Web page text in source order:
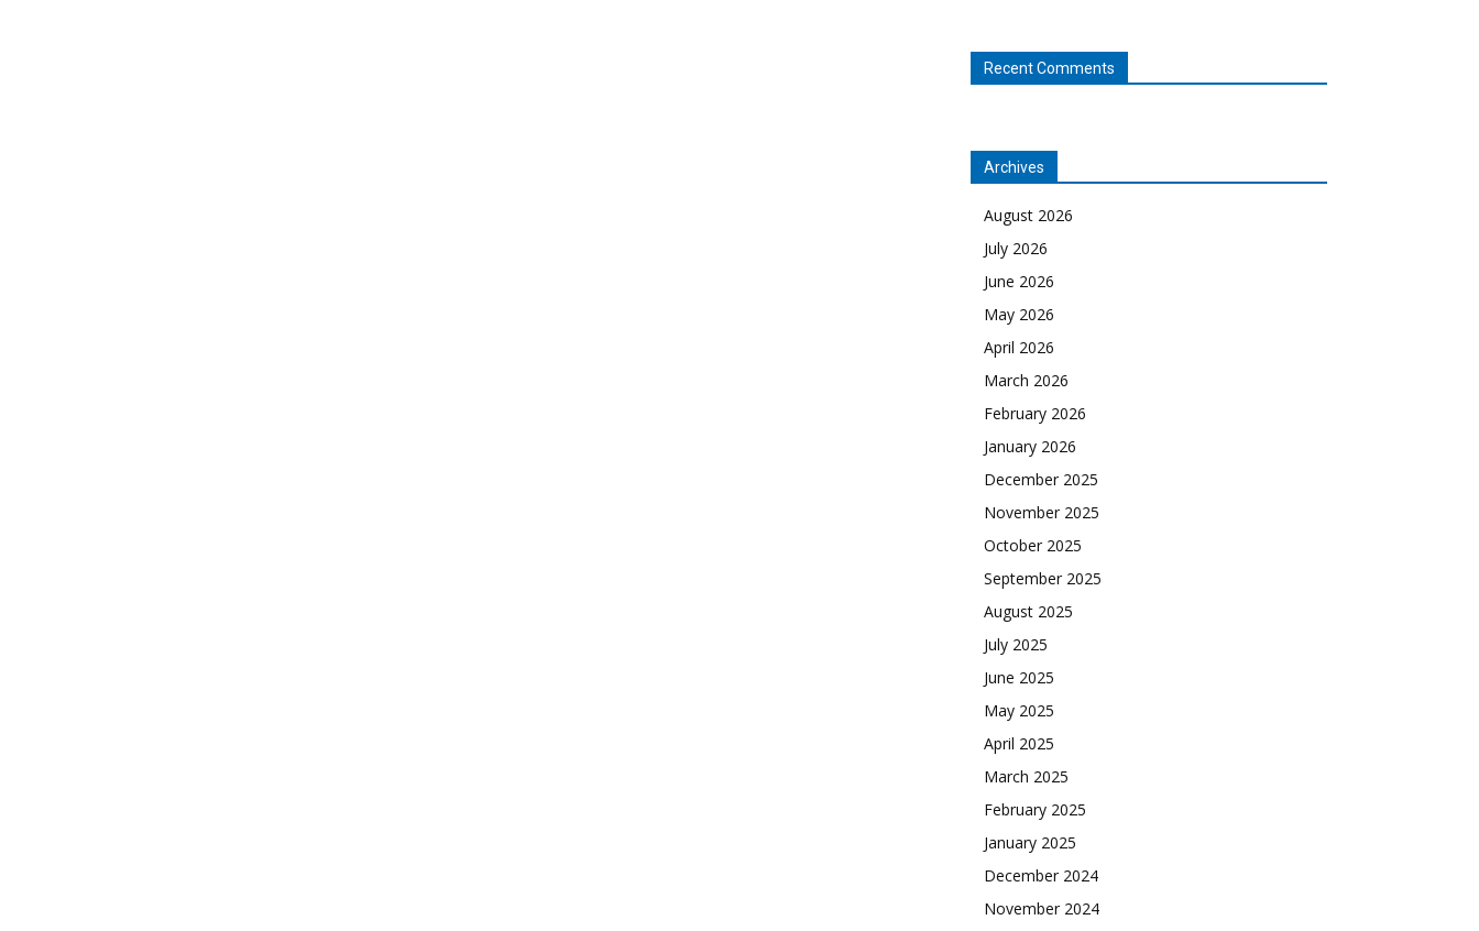
Recent Comments
Archives
August 2026
July 2026
June 2026
May 2026
April 2026
March 2026
February 2026
January 2026
December 2025
November 2025
October 2025
September 2025
August 2025
July 2025
June 2025
May 2025
April 2025
March 2025
February 2025
January 2025
December 2024
November 2024